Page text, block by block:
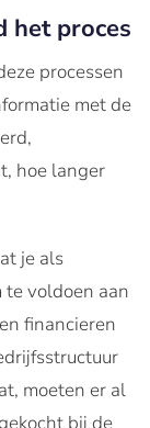
het proces
processen
met de
hoe langer
je als
voldoen aan
financieren
moeten er al
bij de